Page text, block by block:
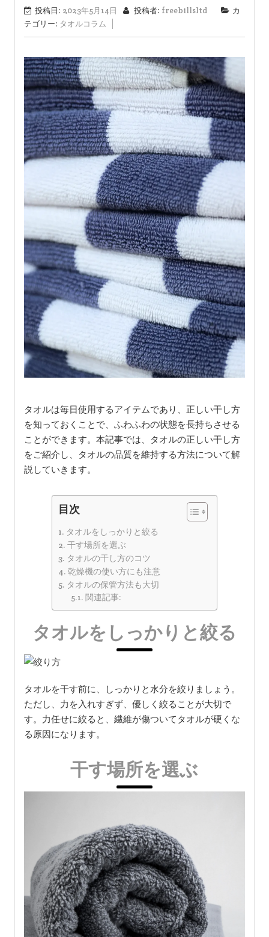
投稿日: 2023年5月14日 投稿者: freebillsltd
カ
テゴリー: タオルコラム
タオルは毎日使用するアイテムであり、正しい干し方
を知っておくことで、ふわふわの状態を長持ちさせる
ことができます。本記事では、タオルの正しい干し方
をご紹介し、タオルの品質を維持する方法について解
説していきます。
目次
タオルをしっかりと絞る
干す場所を選ぶ
タオルの干し方のコツ
乾燥機の使い方にも注意
タオルの保管方法も大切
関連記事:
タオルをしっかりと絞る
タオルを干す前に、しっかりと水分を絞りましょう。
ただし、力を入れすぎず、優しく絞ることが大切で
す。力任せに絞ると、繊維が傷ついてタオルが硬くな
る原因になります。
干す場所を選ぶ